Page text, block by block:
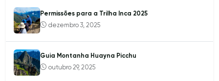
Permissões para a Trilha Inca 2025
dezembro 3, 2025
Guia Montanha Huayna Picchu
outubro 29, 2025